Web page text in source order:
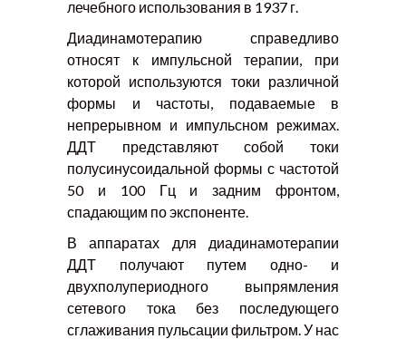
лечебного использования в 1937 г.
Диадинамотерапию справедливо
относят к импульсной терапии, при
которой используются токи различной
формы и частоты, подаваемые в
непрерывном и импульсном режимах.
ДДТ представляют собой токи
полусинусоидальной формы с частотой
50 и 100 Гц и задним фронтом,
спадающим по экспоненте.
В аппаратах для диадинамотерапии
ДДТ получают путем одно- и
двухполупериодного выпрямления
сетевого тока без последующего
сглаживания пульсации фильтром. У нас